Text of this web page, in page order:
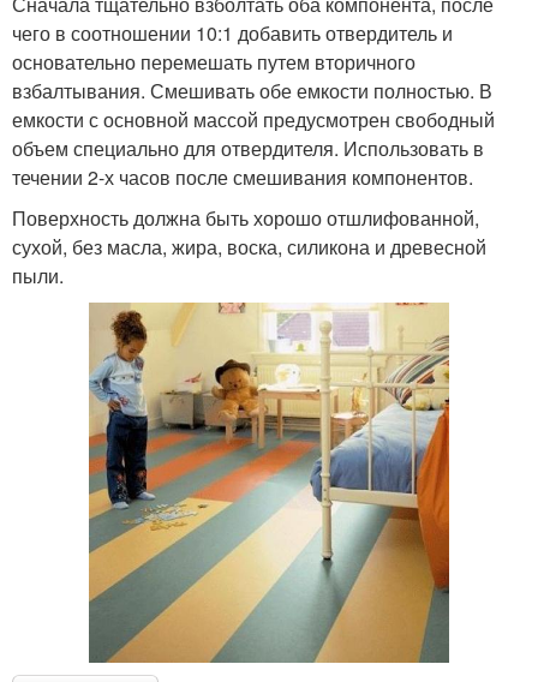
чего в соотношении 10:1 добавить отвердитель и
основательно перемешать путем вторичного
взбалтывания. Смешивать обе емкости полностью. В
емкости с основной массой предусмотрен свободный
объем специально для отвердителя. Использовать в
течении 2-х часов после смешивания компонентов.
Поверхность должна быть хорошо отшлифованной,
сухой, без масла, жира, воска, силикона и древесной
пыли.